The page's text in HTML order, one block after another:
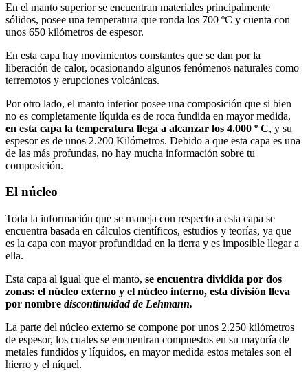
En el manto superior se encuentran materiales principalmente
sólidos, posee una temperatura que ronda los 700 ºC y cuenta con
unos 650 kilómetros de espesor.
En esta capa hay movimientos constantes que se dan por la
liberación de calor, ocasionando algunos fenómenos naturales como
terremotos y erupciones volcánicas.
Por otro lado, el manto interior posee una composición que si bien
no es completamente líquida es de roca fundida en mayor medida,
en esta capa la temperatura llega a alcanzar los 4.000 º C, y su
espesor es de unos 2.200 Kilómetros. Debido a que esta capa es una
de las más profundas, no hay mucha información sobre tu
composición.
El núcleo
Toda la información que se maneja con respecto a esta capa se
encuentra basada en cálculos científicos, estudios y teorías, ya que
es la capa con mayor profundidad en la tierra y es imposible llegar a
ella.
Esta capa al igual que el manto, se encuentra dividida por dos
zonas: el núcleo externo y el núcleo interno, esta división lleva
por nombre discontinuidad de Lehmann.
La parte del núcleo externo se compone por unos 2.250 kilómetros
de espesor, los cuales se encuentran compuestos en su mayoría de
metales fundidos y líquidos, en mayor medida estos metales son el
hierro y el níquel.